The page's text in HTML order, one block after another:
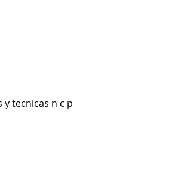
tecnicas n c p